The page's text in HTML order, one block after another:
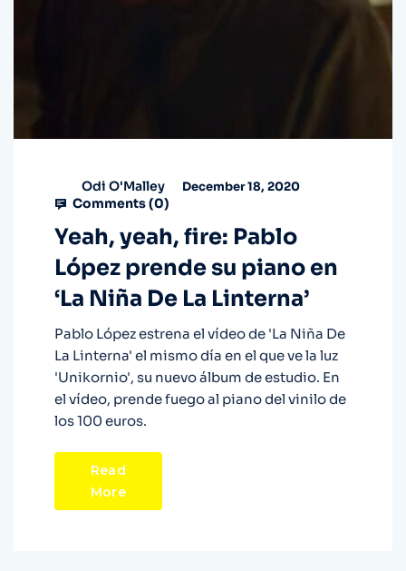
Odi O'Malley December 18, 2020
Comments (0)
Yeah, yeah, fire: Pablo
López prende su piano en
‘La Niña De La Linterna’
Pablo López estrena el vídeo de 'La Niña De
La Linterna' el mismo día en el que ve la luz
'Unikornio', su nuevo álbum de estudio. En
el vídeo, prende fuego al piano del vinilo de
los 100 euros.
Read
More